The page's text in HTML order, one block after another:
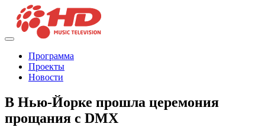
Программа
Проекты
Новости
В Нью-Йорке прошла церемония
прощания с DMX